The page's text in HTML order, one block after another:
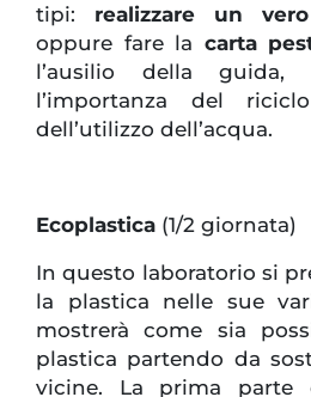
tipi: realizzare un
oppure fare la carta
l’ausilio della guida,
l’importanza del
dell’utilizzo dell’acqua.
Ecoplastica (1/2 giornata)
In questo laboratorio si
la plastica nelle sue
mostrerà come sia
plastica partendo da
vicine. La prima parte